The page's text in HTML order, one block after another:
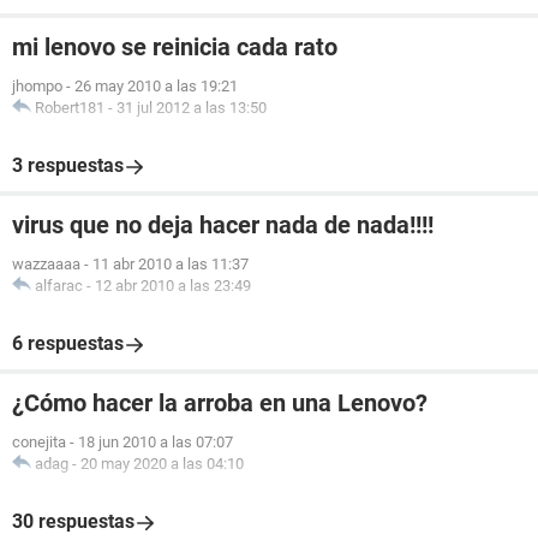
mi lenovo se reinicia cada rato
jhompo - 26 may 2010 a las 19:21
Robert181 - 31 jul 2012 a las 13:50
3 respuestas
virus que no deja hacer nada de nada!!!!
wazzaaaa - 11 abr 2010 a las 11:37
alfarac - 12 abr 2010 a las 23:49
6 respuestas
¿Cómo hacer la arroba en una Lenovo?
conejita - 18 jun 2010 a las 07:07
adag - 20 may 2020 a las 04:10
30 respuestas